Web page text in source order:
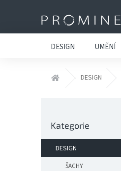
DESIGN UMĚNÍ
Domů DESIGN
a
kategorie
Kategorie
DESIGN
ŠACHY